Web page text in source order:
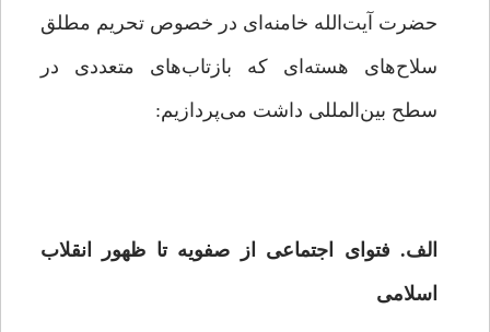
حضرت آیت‌الله خامنه‌ای در خصوص تحریم مطلق
سلاح‌های هسته‌ای که بازتاب‌های متعددی در
سطح بین‌المللی داشت می‌پردازیم:
الف. فتوای اجتماعی از صفویه تا ظهور انقلاب
اسلامی